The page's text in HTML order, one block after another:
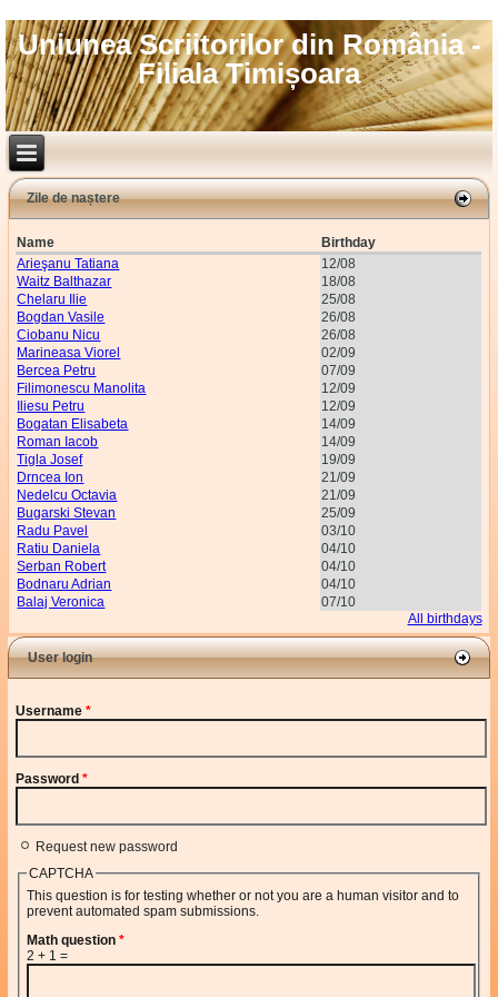
Uniunea Scriitorilor din România -
Filiala Timișoara
Zile de naștere
Name
Birthday
Arieşanu Tatiana
12/08
Waitz Balthazar
18/08
Chelaru Ilie
25/08
Bogdan Vasile
26/08
Ciobanu Nicu
26/08
Marineasa Viorel
02/09
Bercea Petru
07/09
Filimonescu Manolita
12/09
Iliesu Petru
12/09
Bogatan Elisabeta
14/09
Roman Iacob
14/09
Tigla Josef
19/09
Drncea Ion
21/09
Nedelcu Octavia
21/09
Bugarski Stevan
25/09
Radu Pavel
03/10
Ratiu Daniela
04/10
Serban Robert
04/10
Bodnaru Adrian
04/10
Balaj Veronica
07/10
All birthdays
User login
Username*
Password*
Request new password
CAPTCHA
This question is for testing whether or not you are a human visitor and to
prevent automated spam submissions.
Math question*
2 + 1 =